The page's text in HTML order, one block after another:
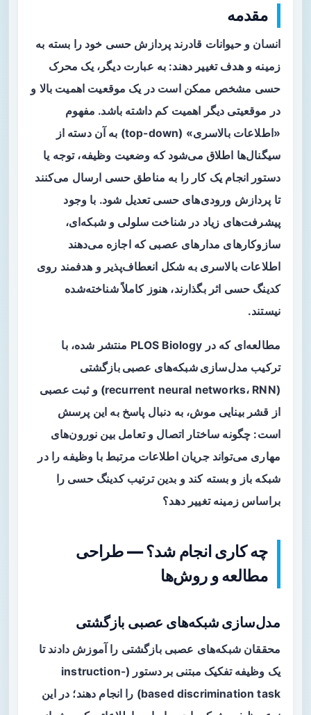
مقدمه
انسان و حیوانات قادرند پردازش حسی خود را بسته به
زمینه و هدف تغییر دهند: به عبارت دیگر، یک محرک
حسی مشخص ممکن است در یک موقعیت اهمیت بالا و
در موقعیتی دیگر اهمیت کم داشته باشد. مفهوم
«اطلاعات بالاسری» (top-down) به آن دسته از
سیگنال‌ها اطلاق می‌شود که وضعیت وظیفه، توجه یا
دستور انجام یک کار را به مناطق حسی ارسال می‌کنند
تا پردازش ورودی‌های حسی تعدیل شود. با وجود
پیشرفت‌های زیاد در شناخت سلولی و شبکه‌ای،
سازوکارهای مدارهای عصبی که اجازه می‌دهند
اطلاعات بالاسری به شکل انعطاف‌پذیر و هدفمند روی
کدینگ حسی اثر بگذارند، هنوز کاملاً شناخته‌شده
نیستند.
مطالعه‌ای که در PLOS Biology منتشر شده، با
ترکیب مدل‌سازی شبکه‌های عصبی بازگشتی
(recurrent neural networks، RNN) و
ثبت عصبی
از قشر بینایی موش، به دنبال پاسخ به این پرسش
است: چگونه ساختار اتصال و تعامل بین نورون‌های
مهاری می‌تواند جریان اطلاعات مرتبط با وظیفه را در
شبکه باز و بسته کند و بدین ترتیب کدینگ حسی را
براساس زمینه تغییر دهد؟
چه کاری انجام شد؟ — طراحی
مطالعه و روش‌ها
مدل‌سازی شبکه‌های عصبی بازگشتی
محققان شبکه‌های عصبی بازگشتی را آموزش دادند تا
یک وظیفه تفکیک مبتنی بر دستور
(instruction-
based discrimination task) را انجام دهند؛ در این